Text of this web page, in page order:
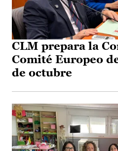
CLM prepara la
Comité Europeo
de octubre